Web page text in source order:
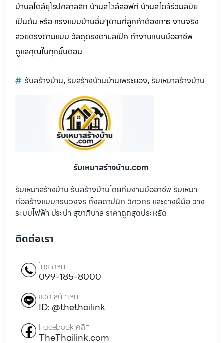
บ้านสไตล์ยุโรปคลาสสิก บ้านสไตล์ลอฟท์ บ้านสไตล์ร่วมสมัย
เป็นต้น หรือ ทรงแบบบ้านอื่นๆตามที่ลูกค้าต้องการ งานจริง
สวยตรงตามแบบ วัสดุตรงตามสเป็ค ทำงานแบบมืออาชีพ
ดูแลคุณในทุกขั้นตอน
รับสร้างบ้าน, รับสร้างบ้านบ้านเพระยอง, รับเหมาสร้างบ้าน
รับเหมาสร้างบ้าน.com
รับเหมาสร้างบ้าน รับสร้างบ้านโดยทีมงานมืออาชีพ รับเหมา
ก่อสร้างแบบครบวงจร ทั้งสถาปนิก วิศวกร และช่างฝีมือ วาง
ระบบไฟฟ้า ประปา สุขาภิบาล ราคาถูกสุดประหยัด
ติดต่อเรา
โทร คลิก
099-185-8000
แอดไลน์ คลิก
ID: @thethailink
Facebook คลิก
TheThailink.com